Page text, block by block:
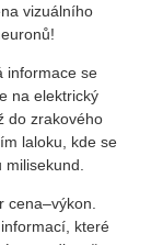
vizuálního
informace se
na elektrický
do zrakového
laloku, kde se
milisekund.
cena–výkon.
které